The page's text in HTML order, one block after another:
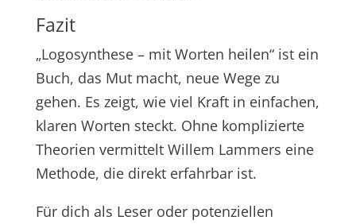
Fazit
„Logosynthese – mit Worten heilen“ ist ein
Buch, das Mut macht, neue Wege zu
gehen. Es zeigt, wie viel Kraft in einfachen,
klaren Worten steckt. Ohne komplizierte
Theorien vermittelt Willem Lammers eine
Methode, die direkt erfahrbar ist.
Für dich als Leser oder potenziellen